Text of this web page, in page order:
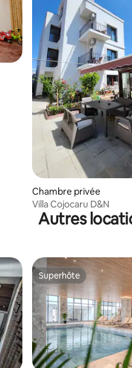
Chambre privée
Villa Cojocaru D&N
Autres
Superhôte
Superhôte